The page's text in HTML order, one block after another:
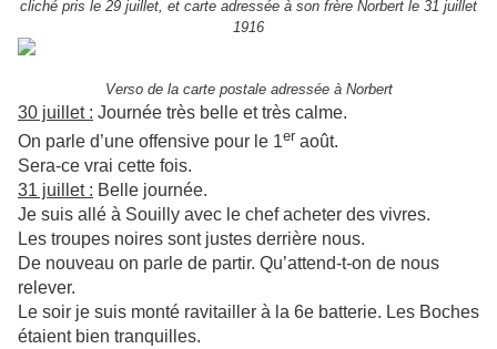
cliché pris le 29 juillet, et carte adressée à son frère Norbert le 31 juillet
1916
Verso de la carte postale adressée à Norbert
30 juillet : Journée très belle et très calme.
On parle d’une offensive pour le 1er août.
Sera-ce vrai cette fois.
31 juillet : Belle journée.
Je suis allé à Souilly avec le chef acheter des vivres.
Les troupes noires sont justes derrière nous.
De nouveau on parle de partir. Qu’attend-t-on de nous
relever.
Le soir je suis monté ravitailler à la 6e batterie. Les Boches
étaient bien tranquilles.